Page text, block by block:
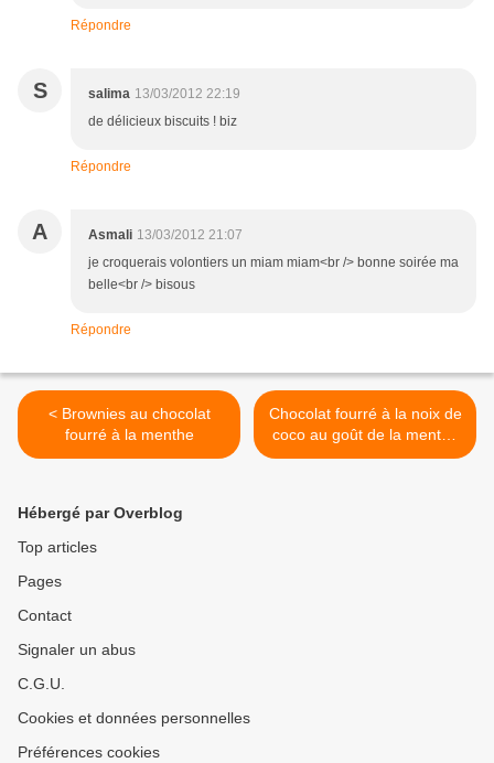
Répondre
S salima 13/03/2012 22:19
de délicieux biscuits ! biz
Répondre
A Asmali 13/03/2012 21:07
je croquerais volontiers un miam miam<br /> bonne soirée ma
belle<br /> bisous
Répondre
< Brownies au chocolat
fourré à la menthe
Chocolat fourré à la noix de
coco au goût de la menthe
>
Hébergé par Overblog
Top articles
Pages
Contact
Signaler un abus
C.G.U.
Cookies et données personnelles
Préférences cookies